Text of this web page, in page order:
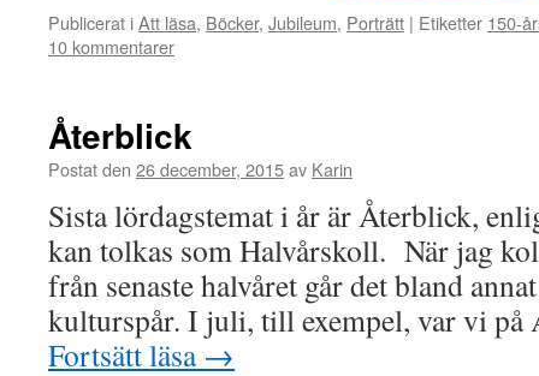
Publicerat iAtt läsa, Böcker, Jubileum, Porträtt | Etiketter 150-
10 kommentarer
Återblick
Postat den 26 december, 2015av Karin
Sista lördagstemat i år är Återblick,
kan tolkas som Halvårskoll. När jag
från senaste halvåret går det bland
kulturspår. I juli, till exempel, var vi
Fortsätt läsa →